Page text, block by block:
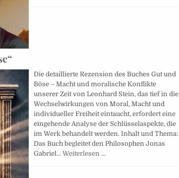
Die detaillierte Rezension des Buches Gut und
Böse – Macht und moralische Konflikte
unserer Zeit von Leonhard Stein, das tief in die
Wechselwirkungen von Moral, Macht und
individueller Freiheit eintaucht, erfordert eine
eingehende Analyse der Schlüsselaspekte, die
im Werk behandelt werden. Inhalt und Thema:
Das Buch begleitet den Philosophen Jonas
Gabriel…Weiterlesen …